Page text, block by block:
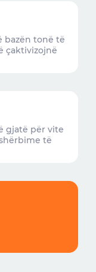
bazën tonë të
çaktivizojnë
gjatë për vite
të